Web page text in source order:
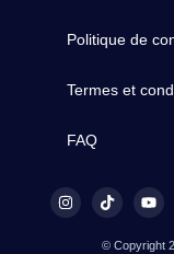
Politique de
Termes et
FAQ
© Copyright